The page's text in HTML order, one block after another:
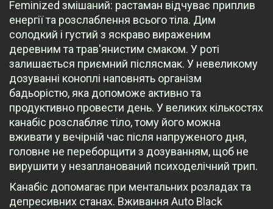
Feminized змішаний: растаман відчуває приплив
енергії та розслаблення всього тіла. Дим
солодкий і густий з яскраво вираженим
деревним та трав'янистим смаком. У роті
залишається приємний післясмак. У невеликому
дозуванні коноплі наповнять організм
бадьорістю, яка допоможе активно та
продуктивно провести день. У великих кількостях
канабіс розслабляє тіло, тому його можна
вживати у вечірній час після напруженого дня,
головне не переборщити з дозуванням, щоб не
вирушити у незапланований психоделічний трип.
Канабіс допомагає при ментальних розладах та
депресивних станах. Вживання Auto Black